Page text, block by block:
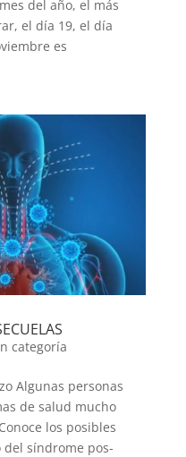
del año, el más
el día 19, el día
es
categoría
Algunas personas
de salud mucho
los posibles
del síndrome pos-